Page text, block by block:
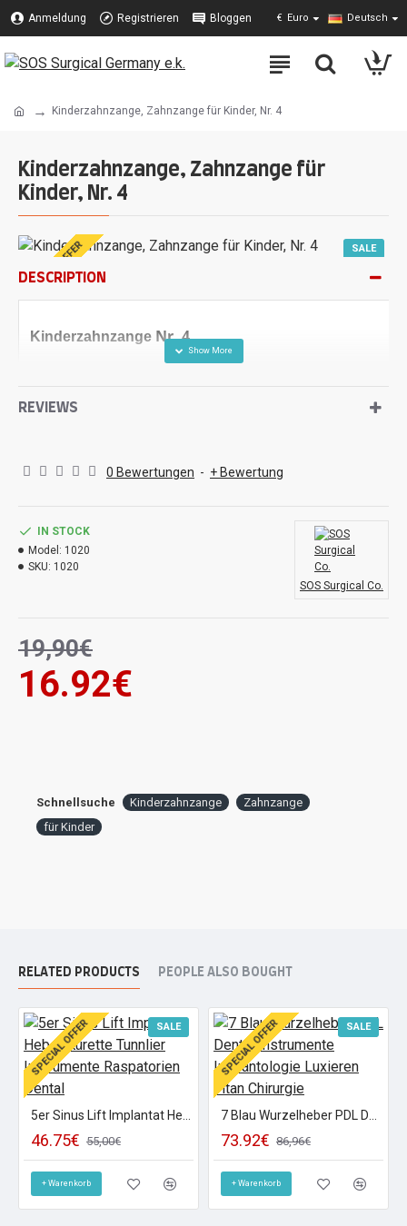
Anmeldung Registrieren Bloggen € Euro Deutsch
Kinderzahnzange, Zahnzange für Kinder, Nr. 4
Kinderzahnzange, Zahnzange für
Kinder, Nr. 4
SPECIAL OFFER SALE
DESCRIPTION
Kinderzahnzange Nr. 4
qualitätsgeprüft, langlebig
REVIEWS
0 Bewertungen - + Bewertung
16.92€
19,90€
IN STOCK
Model: 1020
SKU: 1020
SOS Surgical Co.
Schnellsuche Kinderzahnzange
Zahnzange
für Kinder
RELATED PRODUCTS PEOPLE ALSO BOUGHT
SPECIAL OFFER SALE
46.75€ 55,00€
+ Warenkorb
SPECIAL OFFER SALE
73.92€ 86,96€
+ Warenkorb